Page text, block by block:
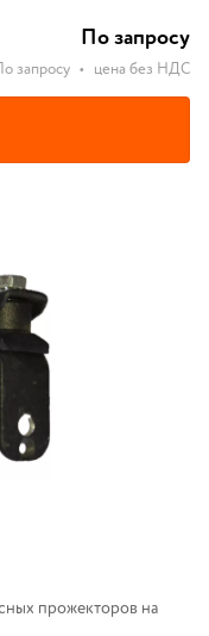
По запросу
запросу • цена без НДС
прожекторов на